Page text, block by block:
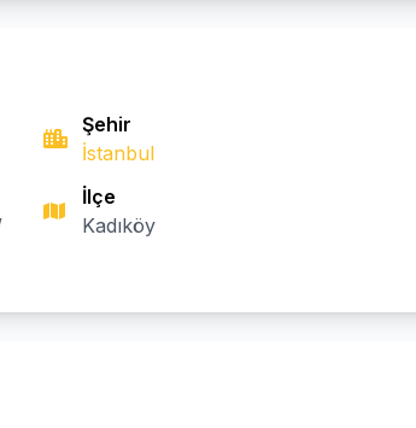
Şehir
İstanbul
İlçe
Kadıköy